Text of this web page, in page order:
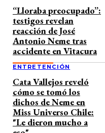
“Lloraba preocupado”:
testigos revelan
reacción de José
Antonio Neme tras
accidente en Vitacura
ENTRETENCIÓN
Cata Vallejos reveló
cómo se tomó los
dichos de Neme en
Miss Universo Chile:
"Le dieron mucho a